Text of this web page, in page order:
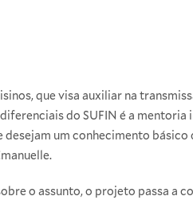
que visa auxiliar na
do SUFIN é a mentoria
um conhecimento básico
o assunto, o projeto passa a